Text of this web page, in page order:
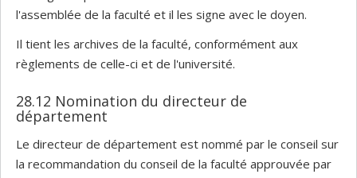
l'assemblée de la faculté et il les signe avec le doyen.
Il tient les archives de la faculté, conformément aux
règlements de celle-ci et de l'université.
28.12 Nomination du directeur de
département
Le directeur de département est nommé par le conseil sur
la recommandation du conseil de la faculté approuvée par